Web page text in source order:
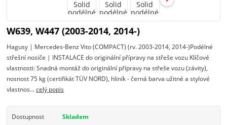
W639, W447 (2003-2014, 2014-)
Hagusy | Mercedes-Benz Vito (COMPACT) (rv. 2003-2014, 2014-)Podélné
střešní nosiče | INSTALACE do originální přípravy na střeše vozu Klíčové
vlastnosti: Snadná montáž do originální přípravy na střeše vozu (závity),
nosnost 75 kg (certifikát TÜV NORD), hliník - černá barva užitné a stylové
vlastnos...celý popis
Dostupnost Skladem